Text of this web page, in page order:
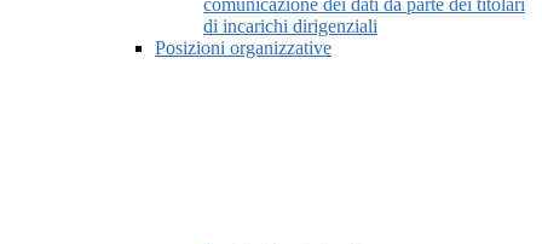
comunicazione dei dati da parte dei titolari
di incarichi dirigenziali
Posizioni organizzative